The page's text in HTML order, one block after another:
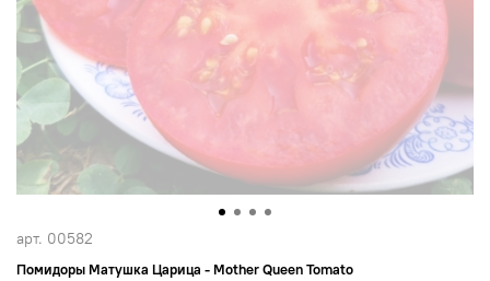
арт. 00582
Помидоры Матушка Царица - Mother Queen Tomato